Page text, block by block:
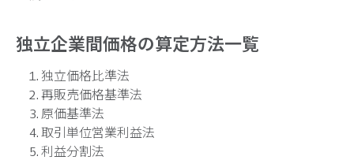
独立企業間価格の算定方法一覧
独立価格比準法
再販売価格基準法
原価基準法
取引単位営業利益法
利益分割法